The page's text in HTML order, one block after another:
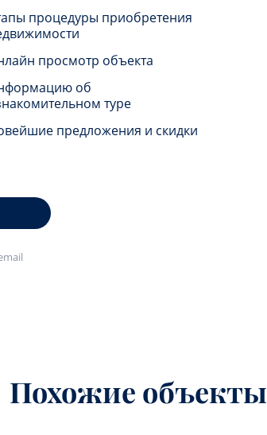
процедуры приобретения
просмотр объекта
об
туре
предложения и скидки
Похожие объекты